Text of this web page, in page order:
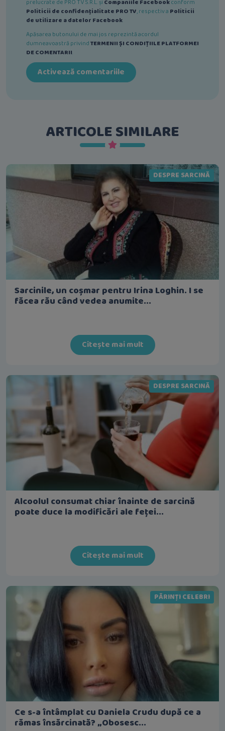
prelucrate de PRO TV S.R.L. și Companiile Facebookconform
Politicii de confidențialitate PRO TV, respectiv a Politicii
de utilizare a datelor Facebook.
Apăsarea butonului de mai jos reprezintă acordul
dumneavoastră privindTERMENII ȘI CONDIȚIILE PLATFORMEI
DE COMENTARII.
Activează comentariile
ARTICOLE SIMILARE
DESPRE SARCINĂ
Sarcinile, un coșmar pentru Irina Loghin. I se
făcea rău când vedea anumite...
Citește mai mult
DESPRE SARCINĂ
Alcoolul consumat chiar înainte de sarcină
poate duce la modificări ale feței...
Citește mai mult
PĂRINȚI CELEBRI
Ce s-a întâmplat cu Daniela Crudu după ce a
rămas însărcinată? „Obosesc...